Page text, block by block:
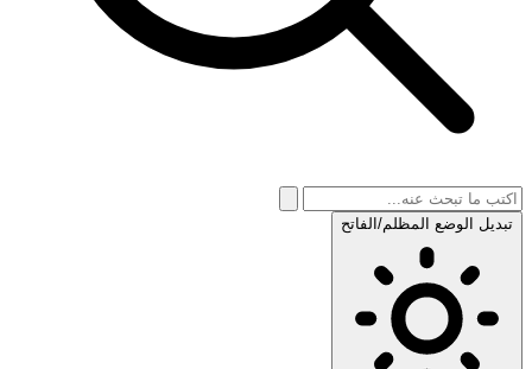
تبديل الوضع المظلم/الفاتح